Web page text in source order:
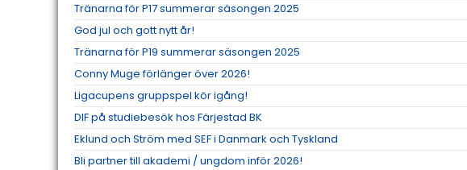
Tränarna för P17 summerar säsongen 2025
God jul och gott nytt år!
Tränarna för P19 summerar säsongen 2025
Conny Muge förlänger över 2026!
Ligacupens gruppspel kör igång!
DIF på studiebesök hos Färjestad BK
Eklund och Ström med SEF i Danmark och Tyskland
Bli partner till akademi / ungdom inför 2026!